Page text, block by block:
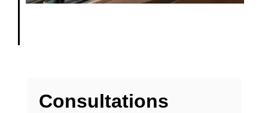
Consultations